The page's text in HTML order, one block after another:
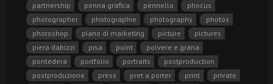
partnership
penna grafica pennello
phocus
photographer
photographie photography
photos
photoshop
piano di marketing picture
pictures
piera dabizzi
pisa point
polvere e grana
pontedera
portfolio portraits
postproduction
postproduzione
press pret a porter print
private